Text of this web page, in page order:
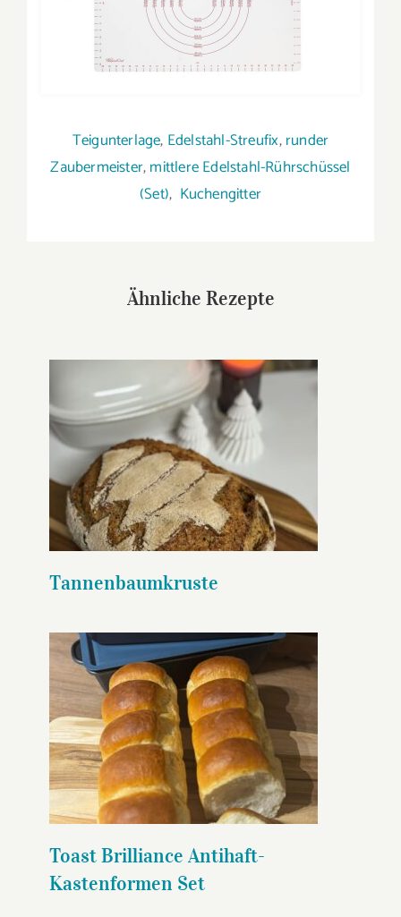
Teigunterlage, Edelstahl-Streufix,runder
Zaubermeister,mittlere Edelstahl-Rührschüssel
(Set), Kuchengitter
Ähnliche Rezepte
Tannenbaumkruste
Tannenbaumkruste
Toast Brilliance Antihaft-
Kastenformen Set
Toast Brilliance Antihaft-
Kastenformen Set